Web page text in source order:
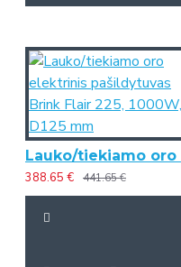
388.65 € 441.65 €